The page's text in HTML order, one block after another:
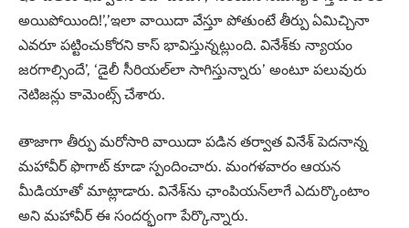
అయిపోయింది!’,’ఇలా వాయిదా వేస్తూ పోతుంటే తీర్పు ఏమిచ్చినా
ఎవరూ పట్టించుకోరని కాస్‌ భావిస్తున్నట్లుంది. వినేశ్‌కు న్యాయం
జరగాల్సిందే’, ‘డైలీ సీరియల్​లా సాగిస్తున్నారు’ అంటూ పలువురు
నెటిజన్లు కామెంట్స్ చేశారు.
తాజాగా తీర్పు మరోసారి వాయిదా పడిన తర్వాత వినేశ్ పెదనాన్న
మహావీర్ ఫొగాట్​ కూడా స్పందించారు. మంగళవారం ఆయన
మీడియాతో మాట్లాడారు. వినేశ్​ను ఛాంపియన్​లాగే ఎదుర్కొంటాం
అని మహావీర్ ఈ సందర్భంగా పేర్కొన్నారు.